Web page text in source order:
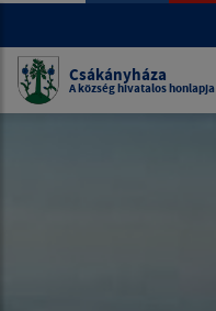
Csákányháza
A község hivatalos honlapja